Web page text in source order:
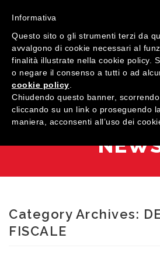
MENU
HOME
QUALITÀ
Finestre
SHOWROOM
Category Archives:
FISCALE
Informativa
Questo sito o gli strumenti terzi da
avvalgono di cookie necessari al
finalità illustrate nella cookie policy.
o negare il consenso a tutti o ad
cookie policy
Chiudendo questo banner,
cliccando su un link o proseguendo
maniera, acconsenti all’uso dei